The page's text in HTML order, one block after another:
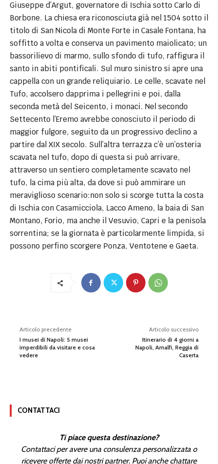
Giuseppe d’Argut, governatore di Ischia sotto Carlo di
Borbone. La chiesa era riconosciuta già nel 1504 sotto il
titolo di San Nicola di Monte Forte in Casale Fontana, ha
soffitto a volta e conserva un pavimento maiolicato; un
bassorilievo di marmo, sullo sfondo di tufo, raffigura il
santo in abiti pontificali. Sul muro sinistro si apre una
cappella con un grande reliquiario. Le celle, scavate nel
Tufo, accolsero dapprima i pellegrini e poi, dalla
seconda metà del Seicento, i monaci. Nel secondo
Settecento l’Eremo avrebbe conosciuto il periodo di
maggior fulgore, seguito da un progressivo declino a
partire dal XIX secolo. Sull’altra terrazza c’è un’osteria
scavata nel tufo, dopo di questa si può arrivare,
attraverso un sentiero completamente scavato nel
tufo, la cima più alta, da dove si può ammirare un
meraviglioso scenario:non solo si scorge tutta la costa
di Ischia con Casamicciola, Lacco Ameno, la baia di San
Montano, Forio, ma anche il Vesuvio, Capri e la penisola
sorrentina; se la giornata è particolarmente limpida, si
possono perfino scorgere Ponza, Ventotene e Gaeta.
Articolo precedente
I musei di Napoli: 5 musei
imperdibili da visitare e cosa
vedere
Articolo successivo
Itinerario di 4 giorni a
Napoli, Amalfi, Reggia di
Caserta
CONTATTACI
Ti piace questa destinazione?
Contattaci per avere una consulenza personalizzata o
ricevere offerte dai nostri partner. Puoi anche chattare